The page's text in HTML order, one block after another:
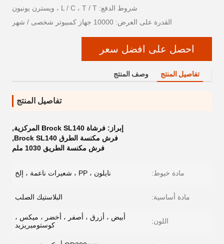
شروط الدفع: L / C ، T / T ، ويسترن يونيون
القدرة على العرض: 10000 جهاز كمبيوتر شخصى / شهر
احصل على افضل سعر
تفاصيل المنتج وصف المنتج
تفاصيل المنتج
إبراز: فرشاة Brock SL140 المركزية
,
فرش مكنسة الطرق Brock SL140
,
فرش مكنسة الطريق 1030 ملم
مادة خيوط: نايلون ، PP ، شعيرات ناعمة ، إلخ
مادة أساسية: البلاستيك الصلب
اللون:
أبيض ، أزرق ، أصفر ، أخضر ، ميكس ،
كوستوميريزيد